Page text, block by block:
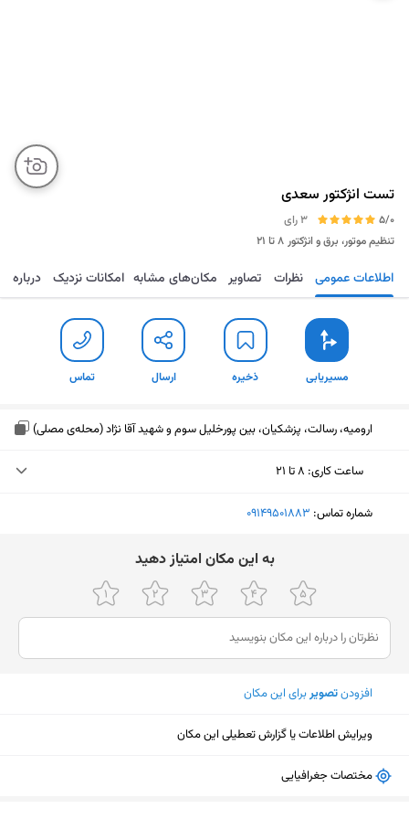
تست انژکتور سعدی
5/0
3 رای
تنظیم موتور، برق و انژکتور ۸ تا ۲۱
مسیریابی ذخیره ارسال تماس اطلاعات عمومی نظرات تصاویر مکان‌های مشابه امکانات نزدیک درباره
مسیریابی ذخیره ارسال تماس
ارومیه، رسالت، پزشکیان، بین پورخلیل سوم و شهید آقا نژاد (محله‌ی مصلی)
ساعت کاری: ۸ تا ۲۱
دوشنبه (امروز)
پنجشنبه
۸ تا ۲۱
جمعه
۹ تا ۱۷
شنبه
یکشنبه
شماره تماس: ‎09149501883
ﺑﻪ اﯾﻦ ﻣﮑﺎن اﻣﺘﯿﺎز دﻫﯿﺪ
افزودنتصویربرای این مکان
ویرایش اطلاعات یا گزارش تعطیلی این مکان
مختصات جغرافیایی